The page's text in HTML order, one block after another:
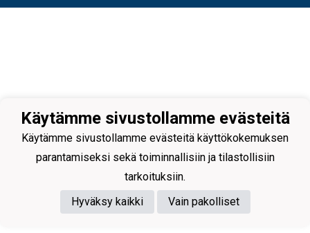
Käytämme sivustollamme evästeitä
Käytämme sivustollamme evästeitä käyttökokemuksen
parantamiseksi sekä toiminnallisiin ja tilastollisiin
tarkoituksiin.
Hyväksy kaikki
Vain pakolliset